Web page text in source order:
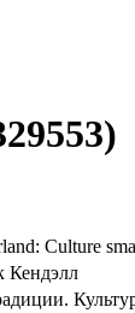
Culture
Кендэлл